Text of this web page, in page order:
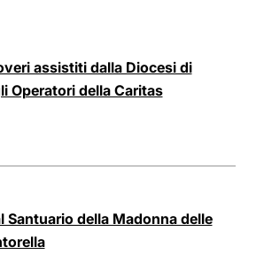
assistiti dalla Diocesi di
Operatori della Caritas
Santuario della Madonna delle